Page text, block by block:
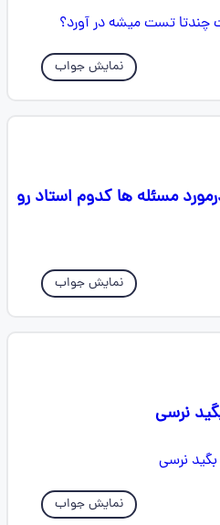
نمایش جواب
مسئله ها کدوم استاد رو
نمایش جواب
نرسی
نمایش جواب